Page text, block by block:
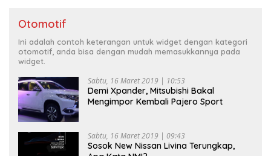
Otomotif
Ini adalah contoh keterangan untuk widget dengan kategori
otomotif, anda bisa dengan mudah memasukkannya pada
widget.
Sabtu, 16 Maret 2019 | 10:53
Demi Xpander, Mitsubishi Bakal
Mengimpor Kembali Pajero Sport
Sabtu, 16 Maret 2019 | 09:43
Sosok New Nissan Livina Terungkap,